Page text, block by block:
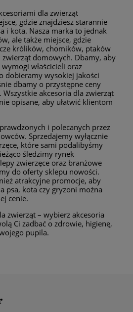
dla zwierząt
gdzie znajdziesz starannie
i kota. Nasza marka to jednak
ale także miejsce, gdzie
królików, chomików, ptaków
zwierząt domowych. Dbamy, aby
wymogi właścicieli oraz
dobieramy wysokiej jakości
dbamy o przystępne ceny
akcesoria dla zwierząt
opisane, aby ułatwić klientom
i polecanych przez
Sprzedajemy wyłącznie
które sami podalibyśmy
śledzimy rynek
zwierzęce oraz branżowe
do oferty sklepu nowości.
atrakcyjne promocje, aby
psa, kota czy gryzoni można
cenie.
zwierząt – wybierz akcesoria
Ci zadbać o zdrowie, higienę,
pupila.